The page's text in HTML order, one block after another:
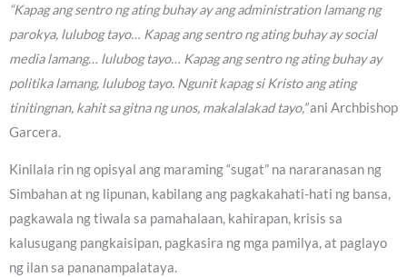
“Kapag ang sentro ng ating buhay ay ang administration lamang ng
parokya, lulubog tayo… Kapag ang sentro ng ating buhay ay social
media lamang… lulubog tayo… Kapag ang sentro ng ating buhay ay
politika lamang, lulubog tayo. Ngunit kapag si Kristo ang ating
tinitingnan, kahit sa gitna ng unos, makalalakad tayo,”ani Archbishop
Garcera.
Kinilala rin ng opisyal ang maraming “sugat” na nararanasan ng
Simbahan at ng lipunan, kabilang ang pagkakahati-hati ng bansa,
pagkawala ng tiwala sa pamahalaan, kahirapan, krisis sa
kalusugang pangkaisipan, pagkasira ng mga pamilya, at paglayo
ng ilan sa pananampalataya.